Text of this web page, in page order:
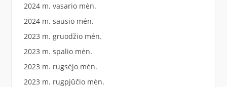
2024 m. vasario mėn.
2024 m. sausio mėn.
2023 m. gruodžio mėn.
2023 m. spalio mėn.
2023 m. rugsėjo mėn.
2023 m. rugpjūčio mėn.